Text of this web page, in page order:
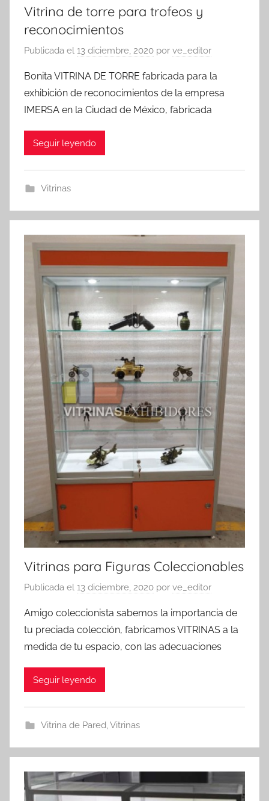
Vitrina de torre para trofeos y
reconocimientos
Publicada el 13 diciembre, 2020 por ve_editor
Bonita VITRINA DE TORRE fabricada para la
exhibición de reconocimientos de la empresa
IMERSA en la Ciudad de México, fabricada
Seguir leyendo
Vitrinas
Vitrinas para Figuras Coleccionables
Publicada el 13 diciembre, 2020 por ve_editor
Amigo coleccionista sabemos la importancia de
tu preciada colección, fabricamos VITRINAS a la
medida de tu espacio, con las adecuaciones
Seguir leyendo
Vitrina de Pared,Vitrinas